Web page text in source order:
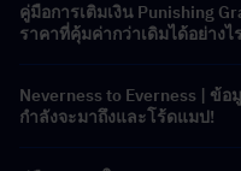
คู่มือการเติมเงิน Punishing
ราคาที่คุ้มค่ากว่าเดิมได้อย่างไ
Neverness to Everness | ข้
กำลังจะมาถึงและโร้ดแมป!